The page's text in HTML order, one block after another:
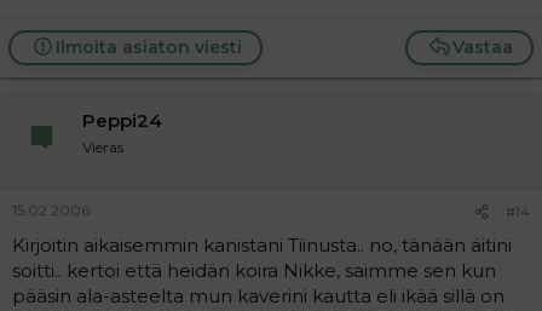
Vastaa
Ilmoita asiaton viesti
Peppi24
Vieras
15.02.2006 #14
Kirjoitin aikaisemmin kanistani Tiinusta.. no, tänään äitini
soitti.. kertoi että heidän koira Nikke, saimme sen kun
pääsin ala-asteelta mun kaverini kautta eli ikää sillä on